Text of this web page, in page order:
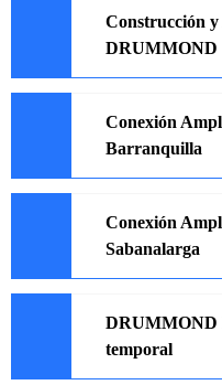
Construcción
DRUMMOND
Conexión
Barranquilla
Conexión
Sabanalarga
DRUMMOND
temporal